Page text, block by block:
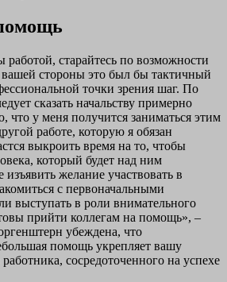
работой, старайтесь по возможности
вашей стороны это был бы тактичный
точки зрения шаг. По
сказать начальству примерно
у меня получится заниматься этим
работе, которую я обязан
выкроить время на то, чтобы
который будет над ним
желание участвовать в
с первоначальными
выступать в роли внимательного
прийти коллегам на помощь», –
убеждена, что
помощь укрепляет вашу
сосредоточенного на успехе